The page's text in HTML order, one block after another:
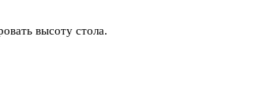
высоту стола.